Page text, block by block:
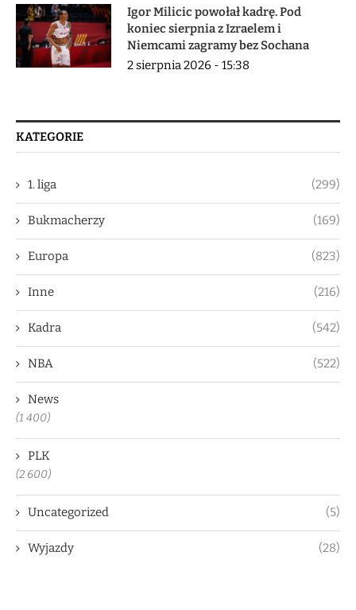
Igor Milicic powołał kadrę. Pod
koniec sierpnia z Izraelem i
Niemcami zagramy bez Sochana
2 sierpnia 2026 - 15:38
KATEGORIE
1. liga (299)
Bukmacherzy (169)
Europa (823)
Inne (216)
Kadra (542)
NBA (522)
News
(1 400)
PLK
(2 600)
Uncategorized (5)
Wyjazdy (28)